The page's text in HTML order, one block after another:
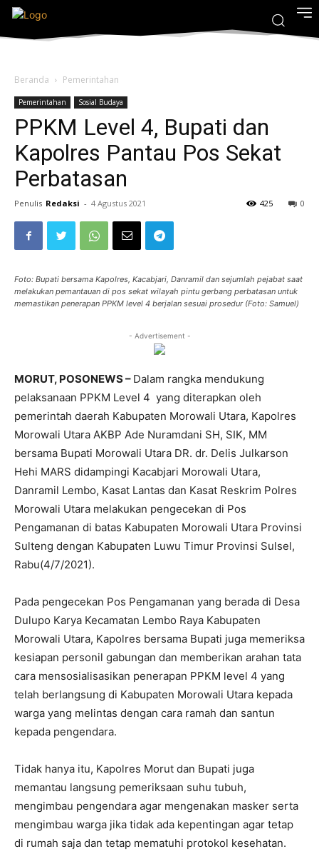
Beranda Pemerintahan
Pemerintahan Sosial Budaya
PPKM Level 4, Bupati dan
Kapolres Pantau Pos Sekat
Perbatasan
Penulis Redaksi - 4 Agustus 2021 0
425
Foto: Bupati bersama Kapolres, Kacabjari, Danramil dan sejumlah pejabat saat
melakukan pemantauan di pos sekat wilayah pintu gerbang perbatasan untuk
memastikan penerapan PPKM level 4 berjalan sesuai prosedur (Foto: Samuel)
- Advertisement -
MORUT, POSONEWS – Dalam rangka mendukung
pelaksanaan PPKM Level 4 yang diterapkan oleh
pemerintah daerah Kabupaten Morowali Utara, Kapolres
Morowali Utara AKBP Ade Nuramdani SH, SIK, MM
bersama Bupati Morowali Utara DR. dr. Delis Julkarson
Hehi MARS didampingi Kacabjari Morowali Utara,
Danramil Lembo, Kasat Lantas dan Kasat Reskrim Polres
Morowali Utara melakukan pengecekan di Pos
Pengamanan di batas Kabupaten Morowali Utara Provinsi
Sulteng dengan Kabupaten Luwu Timur Provinsi Sulsel,
Rabu(4/7/2021).
Pada pengecekan Pos Pengamanan yang berada di Desa
Dulupo Karya Kecamatan Lembo Raya Kabupaten
Morowali Utara, Kapolres bersama Bupati juga memeriksa
kesiapan personil gabungan dan memberikan arahan tata
cara mensosialisasikan penerapan PPKM level 4 yang
telah berlangsung di Kabupaten Morowali Utara kepada
warga yang melintas dengan cara ramah dan santun
kepada pengendara.
Tidak hanya itu, Kapolres Morut dan Bupati juga
memantau langsung pemeriksaan suhu tubuh,
mengimbau pengendara agar mengenakan masker serta
mengimbau warga jika tidak ada kepentingan agar tetap
di rumah saja dan tetap mematuhi protokol kesehatan.